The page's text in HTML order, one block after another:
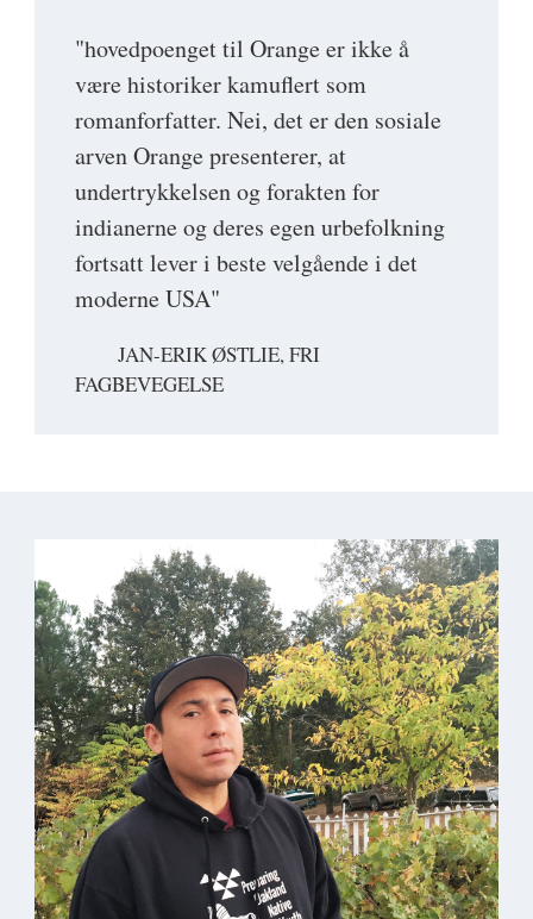
"hovedpoenget til Orange er ikke å
være historiker kamuflert som
romanforfatter. Nei, det er den sosiale
arven Orange presenterer, at
undertrykkelsen og forakten for
indianerne og deres egen urbefolkning
fortsatt lever i beste velgående i det
moderne USA"
JAN-ERIK ØSTLIE, FRI
FAGBEVEGELSE